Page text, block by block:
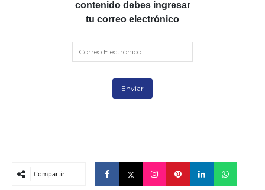
contenido debes ingresar
tu correo electrónico
Compartir